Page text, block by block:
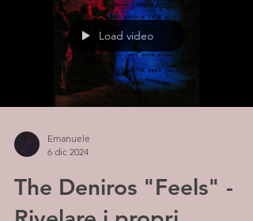
Load video
Emanuele
6 dic 2024
The Deniros "Feels" -